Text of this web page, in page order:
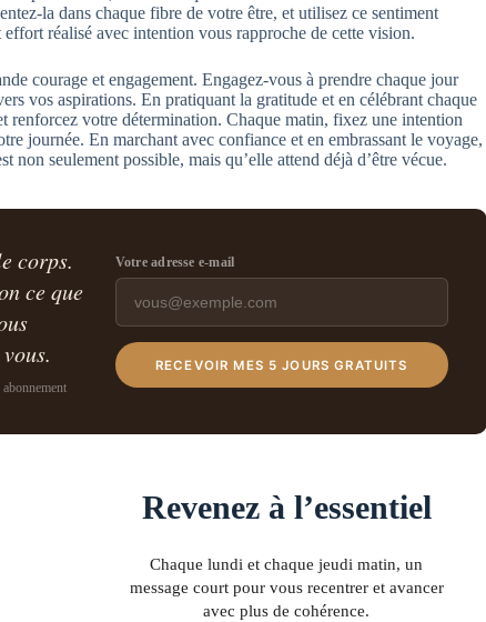
la dans chaque fibre de votre être, et utilisez ce sentiment
réalisé avec intention vous rapproche de cette vision.
courage et engagement. Engagez-vous à prendre chaque jour
vos aspirations. En pratiquant la gratitude et en célébrant chaque
renforcez votre détermination. Chaque matin, fixez une intention
journée. En marchant avec confiance et en embrassant le voyage,
non seulement possible, mais qu’elle attend déjà d’être vécue.
corps.
ce que
Votre adresse e-mail
RECEVOIR MES 5 JOURS GRATUITS
Revenez à l’essentiel
Chaque lundi et chaque jeudi matin, un
message court pour vous recentrer et avancer
avec plus de cohérence.